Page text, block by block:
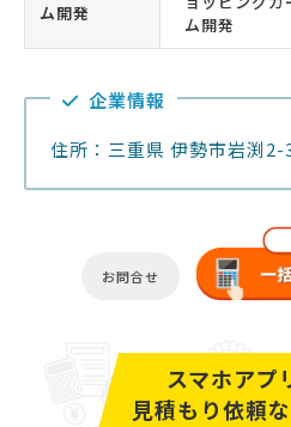
ム開発
ム開発
企業情報
住所：三重県 伊勢市岩渕
お問合せ
スマホアプ
見積もり依頼